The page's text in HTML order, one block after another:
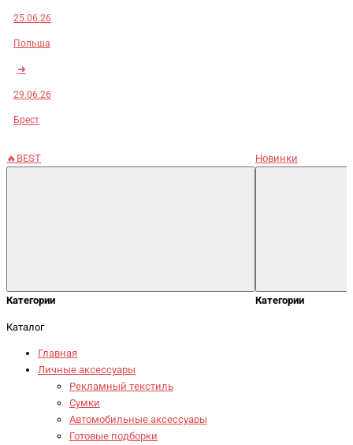
25.06.26
Польша
➜
29.06.26
Брест
🔥BEST
Категории
Новинки
Категории
Каталог
Главная
Личные аксессуары
Рекламный текстиль
Сумки
Автомобильные аксессуары
Готовые подборки